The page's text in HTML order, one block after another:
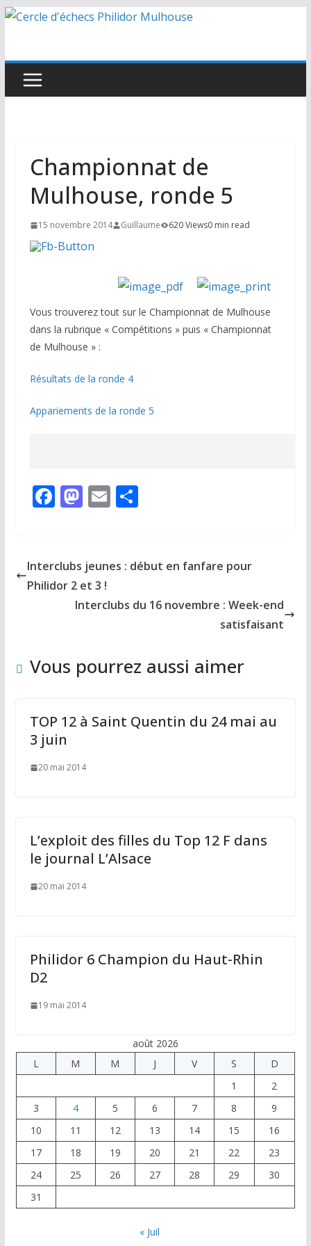
Passer
Championnat de
Mulhouse, ronde 5
15 novembre 2014 Guillaume 620 Views0 min read
Vous trouverez tout sur le Championnat de Mulhouse
dans la rubrique « Compétitions » puis « Championnat
de Mulhouse » :
Résultats de la ronde 4
Appariements de la ronde 5
F
b
o
M
d
o
n
E
l
P
g
Interclubs jeunes : début en fanfare pour
Philidor 2 et 3 !
Interclubs du 16 novembre : Week-end
satisfaisant
Vous pourrez aussi aimer
TOP 12 à Saint Quentin du 24 mai au
3 juin
20 mai 2014
L’exploit des filles du Top 12 F dans
le journal L’Alsace
20 mai 2014
Philidor 6 Champion du Haut-Rhin
D2
19 mai 2014
août 2026
L
M M J V S
D
1
2
3
4 5 6 7 8
9
10
11 12 13 14 15
16
17
18 19 20 21 22
23
24
25 26 27 28 29
30
31
« Juil